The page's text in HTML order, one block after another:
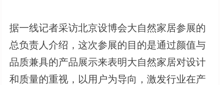
据一线记者采访北京设博会大自然家居参展的
总负责人介绍，这次参展的目的是通过颜值与
品质兼具的产品展示来表明大自然家居对设计
和质量的重视，以用户为导向，激发行业在产